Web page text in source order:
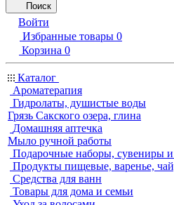
Поиск
Войти
Избранные товары 0
Корзина 0
Каталог
Ароматерапия
Гидролаты, душистые воды
Грязь Сакского озера, глина
Домашняя аптечка
Мыло ручной работы
Подарочные наборы, сувениры и
Продукты пищевые, варенье,
Средства для ванн
Товары для дома и семьи